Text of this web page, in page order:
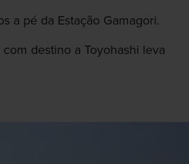
a pé da Estação Gamagori.
destino a Toyohashi leva